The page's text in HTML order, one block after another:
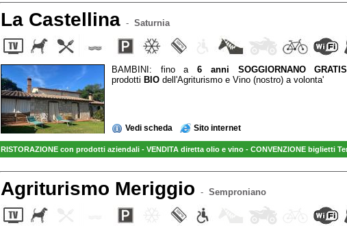
La Castellina - Saturnia
BAMBINI: fino a6 anni SOGGIORNANO GRATIS
prodotti BIO dell'Agriturismo e Vino (nostro) a volonta'
Vedi scheda Sito internet
RISTORAZIONE con prodotti aziendali - VENDITA diretta olio e vino - CONVENZIONE biglietti
Agriturismo Meriggio - Semproniano